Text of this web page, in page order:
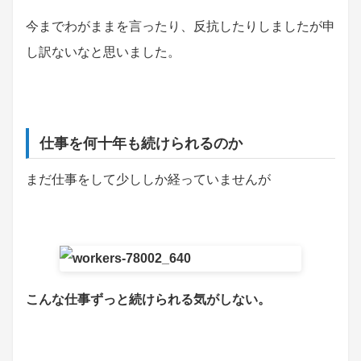
今までわがままを言ったり、反抗したりしましたが申
し訳ないなと思いました。
仕事を何十年も続けられるのか
まだ仕事をして少ししか経っていませんが
こんな仕事ずっと続けられる気がしない。